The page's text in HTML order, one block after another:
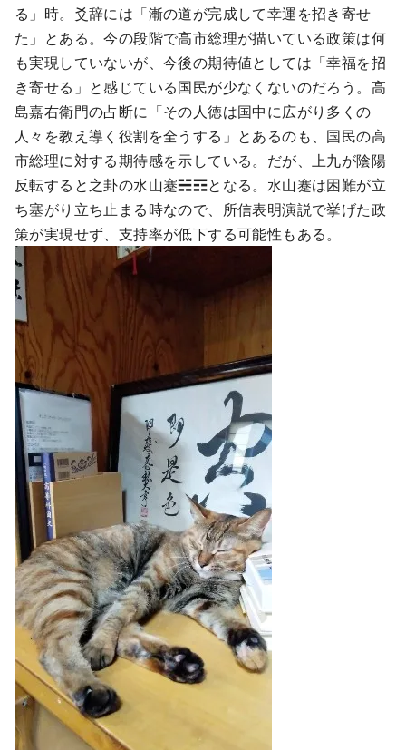
る」時。爻辞には「漸の道が完成して幸運を招き寄せ
た」とある。今の段階で高市総理が描いている政策は何
も実現していないが、今後の期待値としては「幸福を招
き寄せる」と感じている国民が少なくないのだろう。高
島嘉右衛門の占断に「その人徳は国中に広がり多くの
人々を教え導く役割を全うする」とあるのも、国民の高
市総理に対する期待感を示している。だが、上九が陰陽
反転すると之卦の水山蹇☵☶となる。水山蹇は困難が立
ち塞がり立ち止まる時なので、所信表明演説で挙げた政
策が実現せず、支持率が低下する可能性もある。